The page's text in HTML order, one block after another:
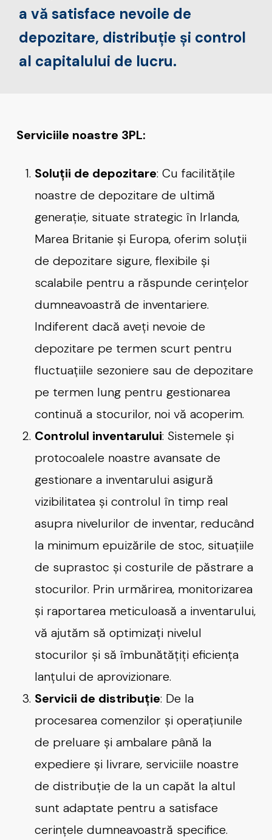
a vă satisface nevoile de
depozitare, distribuție și control
al capitalului de lucru.
Serviciile noastre 3PL:
Soluții de depozitare: Cu facilitățile
noastre de depozitare de ultimă
generație, situate strategic în Irlanda,
Marea Britanie și Europa, oferim soluții
de depozitare sigure, flexibile și
scalabile pentru a răspunde cerințelor
dumneavoastră de inventariere.
Indiferent dacă aveți nevoie de
depozitare pe termen scurt pentru
fluctuațiile sezoniere sau de depozitare
pe termen lung pentru gestionarea
continuă a stocurilor, noi vă acoperim.
Controlul inventarului: Sistemele și
protocoalele noastre avansate de
gestionare a inventarului asigură
vizibilitatea și controlul în timp real
asupra nivelurilor de inventar, reducând
la minimum epuizările de stoc, situațiile
de suprastoc și costurile de păstrare a
stocurilor. Prin urmărirea, monitorizarea
și raportarea meticuloasă a inventarului,
vă ajutăm să optimizați nivelul
stocurilor și să îmbunătățiți eficiența
lanțului de aprovizionare.
Servicii de distribuție: De la
procesarea comenzilor și operațiunile
de preluare și ambalare până la
expediere și livrare, serviciile noastre
de distribuție de la un capăt la altul
sunt adaptate pentru a satisface
cerințele dumneavoastră specifice.